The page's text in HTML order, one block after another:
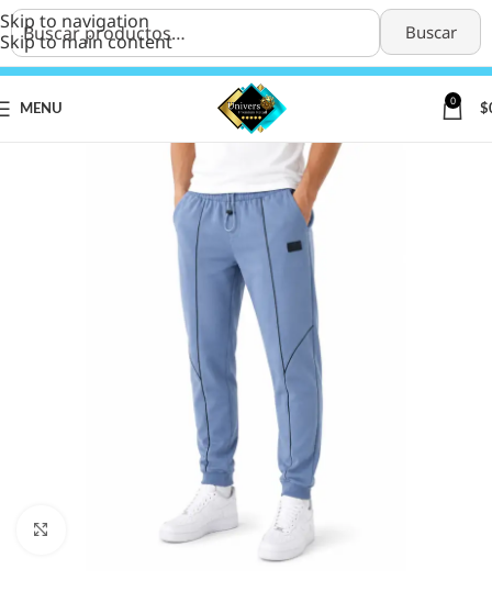
Buscar
Skip to navigation
Skip to main content
MENU
0
$